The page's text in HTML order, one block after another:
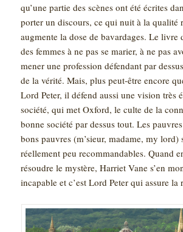
qu’une partie des scènes ont été écrites
porter un discours, ce qui nuit à la qualité
augmente la dose de bavardages. Le livre
des femmes à ne pas se marier, à ne pas
mener une profession défendant par
de la vérité. Mais, plus peut-être encore
Lord Peter, il défend aussi une vision très
société, qui met Oxford, le culte de la
bonne société par dessus tout. Les
bons pauvres (m’sieur, madame, my lord)
réellement peu recommandables. Quand
résoudre le mystère, Harriet Vane s’en
incapable et c’est Lord Peter qui assure la